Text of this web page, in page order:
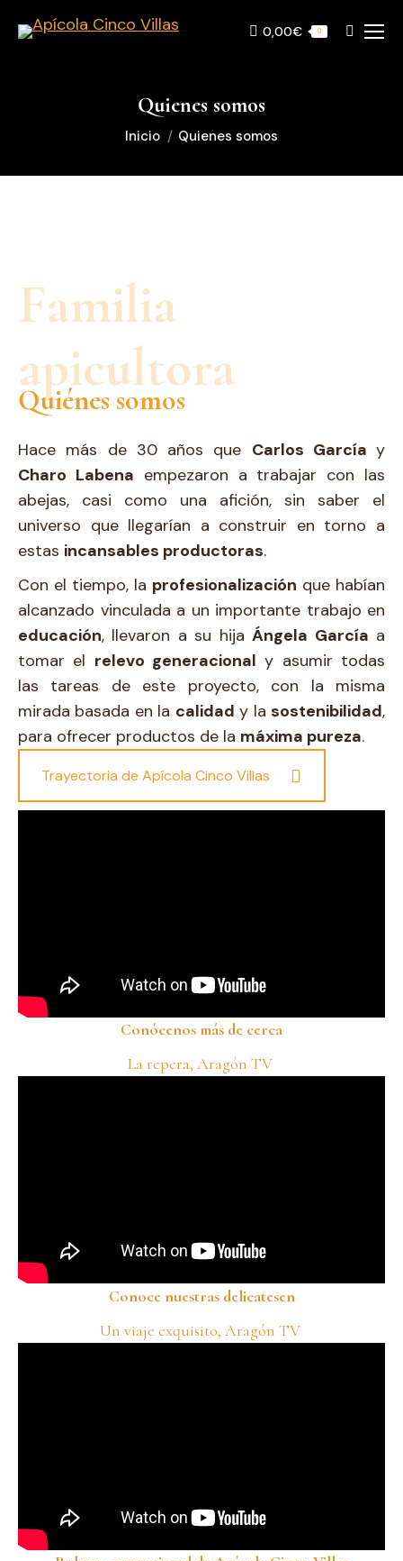
0,00€ 0 Buscar:
Quienes somos
Estás aquí:
Inicio Quienes somos
Familia
apicultora
Quiénes somos
Hace más de 30 años que Carlos García y
Charo Labena empezaron a trabajar con las
abejas, casi como una afición, sin saber el
universo que llegarían a construir en torno a
estas incansables productoras.
Con el tiempo, la profesionalización que habían
alcanzado vinculada a un importante trabajo en
educación, llevaron a su hijaÁngela García a
tomar el relevo generacional y asumir todas
las tareas de este proyecto, con la misma
mirada basada en la calidad y lasostenibilidad,
para ofrecer productos de la máxima pureza.
Trayectoria de Apícola Cinco Villas
Conócenos más de cerca
La repera, Aragón TV
Conoce nuestras delicatesen
Un viaje exquisito, Aragón TV